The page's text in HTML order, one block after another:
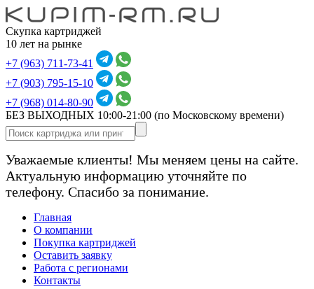
Скупка картриджей
10 лет на рынке
+7 (963) 711-73-41
+7 (903) 795-15-10
+7 (968) 014-80-90
БЕЗ ВЫХОДНЫХ 10:00-21:00 (по Московскому времени)
Уважаемые клиенты! Мы меняем цены на сайте.
Актуальную информацию уточняйте по
телефону. Спасибо за понимание.
Главная
О компании
Покупка картриджей
Оставить заявку
Работа с регионами
Контакты